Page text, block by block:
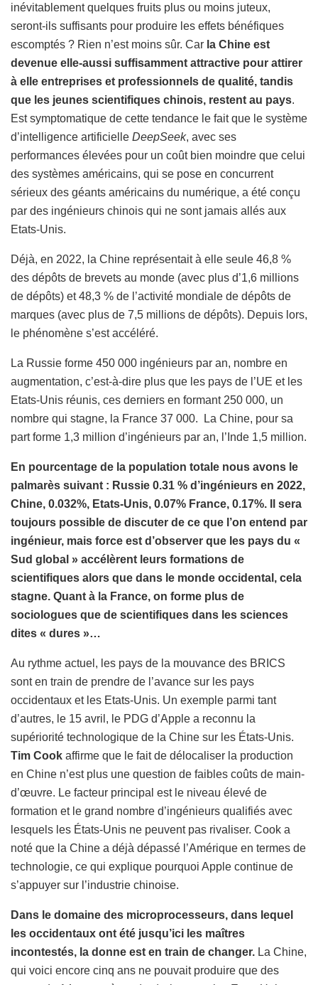
inévitablement quelques fruits plus ou moins juteux,
seront-ils suffisants pour produire les effets bénéfiques
escomptés ? Rien n’est moins sûr. Car la Chine est
devenue elle-aussi suffisamment attractive pour attirer
à elle entreprises et professionnels de qualité, tandis
que les jeunes scientifiques chinois, restent au pays.
Est symptomatique de cette tendance le fait que le système
d’intelligence artificielle DeepSeek, avec ses
performances élevées pour un coût bien moindre que celui
des systèmes américains, qui se pose en concurrent
sérieux des géants américains du numérique, a été conçu
par des ingénieurs chinois qui ne sont jamais allés aux
Etats-Unis.
Déjà, en 2022, la Chine représentait à elle seule 46,8 %
des dépôts de brevets au monde (avec plus d’1,6 millions
de dépôts) et 48,3 % de l’activité mondiale de dépôts de
marques (avec plus de 7,5 millions de dépôts). Depuis lors,
le phénomène s’est accéléré.
La Russie forme 450 000 ingénieurs par an, nombre en
augmentation, c’est-à-dire plus que les pays de l’UE et les
Etats-Unis réunis, ces derniers en formant 250 000, un
nombre qui stagne, la France 37 000. La Chine, pour sa
part forme 1,3 million d’ingénieurs par an, l’Inde 1,5 million.
En pourcentage de la population totale nous avons le
palmarès suivant : Russie 0.31 % d’ingénieurs en 2022,
Chine, 0.032%, Etats-Unis, 0.07% France, 0.17%. Il sera
toujours possible de discuter de ce que l’on entend par
ingénieur, mais force est d’observer que les pays du «
Sud global » accélèrent leurs formations de
scientifiques alors que dans le monde occidental, cela
stagne. Quant à la France, on forme plus de
sociologues que de scientifiques dans les sciences
dites « dures »…
Au rythme actuel, les pays de la mouvance des BRICS
sont en train de prendre de l’avance sur les pays
occidentaux et les Etats-Unis. Un exemple parmi tant
d’autres, le 15 avril, le PDG d’Apple a reconnu la
supériorité technologique de la Chine sur les États-Unis.
Tim Cook affirme que le fait de délocaliser la production
en Chine n’est plus une question de faibles coûts de main-
d’œuvre. Le facteur principal est le niveau élevé de
formation et le grand nombre d’ingénieurs qualifiés avec
lesquels les États-Unis ne peuvent pas rivaliser. Cook a
noté que la Chine a déjà dépassé l’Amérique en termes de
technologie, ce qui explique pourquoi Apple continue de
s’appuyer sur l’industrie chinoise.
Dans le domaine des microprocesseurs, dans lequel
les occidentaux ont été jusqu’ici les maîtres
incontestés, la donne est en train de changer. La Chine,
qui voici encore cinq ans ne pouvait produire que des